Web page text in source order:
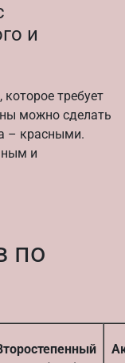
и
требует
можно сделать
– красными.
и
по